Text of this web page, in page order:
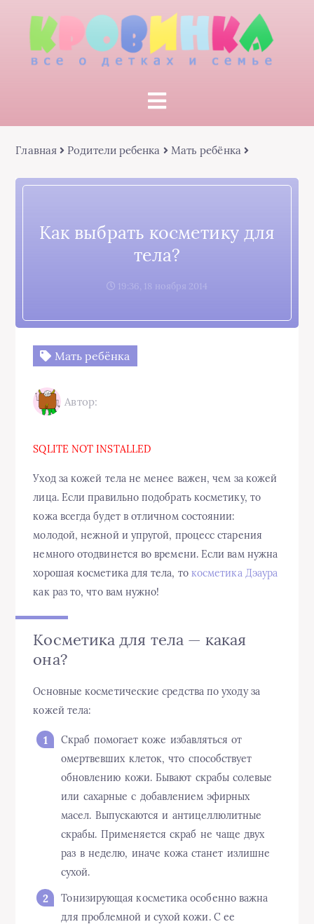
Главная Родители ребенка Мать ребёнка
Как выбрать косметику для
тела?
19:36, 18 ноября 2014
Мать ребёнка
Автор:
SQLITE NOT INSTALLED
Уход за кожей тела не менее важен, чем за кожей
лица. Если правильно подобрать косметику, то
кожа всегда будет в отличном состоянии:
молодой, нежной и упругой, процесс старения
немного отодвинется во времени. Если вам нужна
хорошая косметика для тела, то косметика Дэаура
как раз то, что вам нужно!
Косметика для тела — какая
она?
Основные косметические средства по уходу за
кожей тела:
Скраб помогает коже избавляться от
омертвевших клеток, что способствует
обновлению кожи. Бывают скрабы солевые
или сахарные с добавлением эфирных
масел. Выпускаются и антицеллюлитные
скрабы. Применяется скраб не чаще двух
раз в неделю, иначе кожа станет излишне
сухой.
Тонизирующая косметика особенно важна
для проблемной и сухой кожи. С ее